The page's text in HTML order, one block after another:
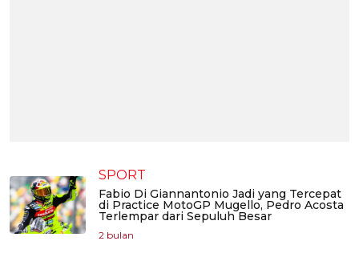
SPORT
Fabio Di Giannantonio Jadi yang Tercepat
di Practice MotoGP Mugello, Pedro Acosta
Terlempar dari Sepuluh Besar
2 bulan